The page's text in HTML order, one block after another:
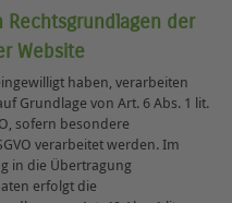
Rechtsgrundlagen der
Website
haben, verarbeiten
Grundlage von Art. 6 Abs. 1 lit.
sofern besondere
verarbeitet werden. Im
in die Übertragung
erfolgt die